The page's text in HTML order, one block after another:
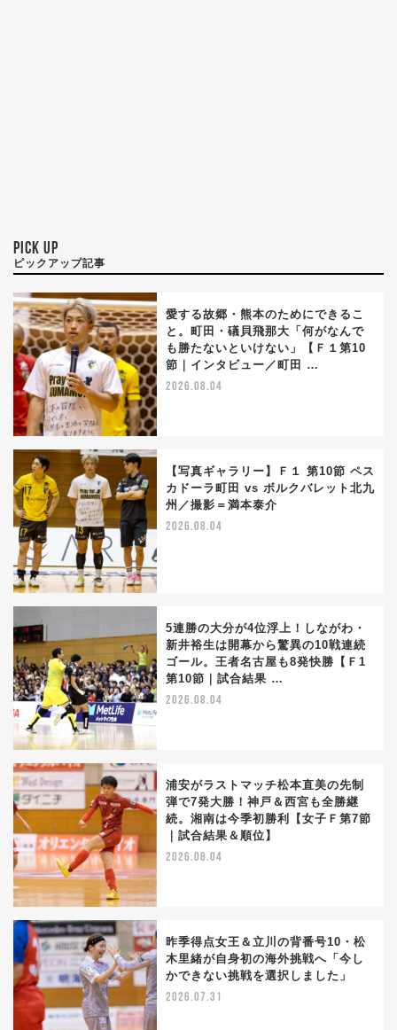
PICK UP
ピックアップ記事
愛する故郷・熊本のためにできるこ
と。町田・礒貝飛那大「何がなんで
も勝たないといけない」【Ｆ１第10
節｜インタビュー／町田 …
2026.08.04
【写真ギャラリー】Ｆ１ 第10節 ペス
カドーラ町田 vs ボルクバレット北九
州／撮影＝満本泰介
2026.08.04
5連勝の大分が4位浮上！しながわ・
新井裕生は開幕から驚異の10戦連続
ゴール。王者名古屋も8発快勝【Ｆ1
第10節｜試合結果 …
2026.08.04
浦安がラストマッチ松本直美の先制
弾で7発大勝！神戸＆西宮も全勝継
続。湘南は今季初勝利【女子Ｆ第7節
｜試合結果＆順位】
2026.08.04
昨季得点女王＆立川の背番号10・松
木里緒が自身初の海外挑戦へ「今し
かできない挑戦を選択しました」
2026.07.31